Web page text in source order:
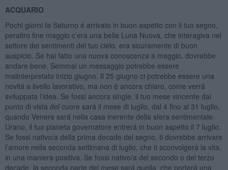
ACQUARIO
Pochi giorni fa Saturno é arrivato in buon aspetto con il tuo segno,
peraltro fine maggio c’era una bella Luna Nuova, che interagiva nel
settore dei sentimenti del tuo cielo, era sicuramente di buon
auspicio. Se hai fatto una nuova conoscenza a maggio, dovrebbe
andare bene. Semmai un messaggio potrebbe essere
malinterpretato inizio giugno. Il 25 giugno ci potrebbe essere una
novitá a livello lavorativo, ma non é ancora chiaro, come verrá
sviluppata l’idea. Se fossi ancora single, il tuo mese vincente dal
punto di vista del cuore sará il mese di luglio, dal 4 fino al 31 luglio,
quando Venere sará nella casa inerente della sfera sentimentale.
Urano, il tuo pianeta governatore entrerá in buon aspetto il 7 luglio.
Se fossi nativo/a della prima decade del segno, ti dovrebbe arrivare
l’amore nella seconda settimana di luglio, che ti sconvolgerá la vita,
in una maniera positiva. Se fossi nativo/a del secondo o del terzo
decade, la seconda parte del mese sará quella, che porterá una